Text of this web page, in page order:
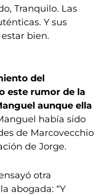
Tranquilo. Las
Y sus
bien.
del
este rumor de la
aunque ella
había sido
de Marcovecchio
de Jorge.
otra
abogada: “Y